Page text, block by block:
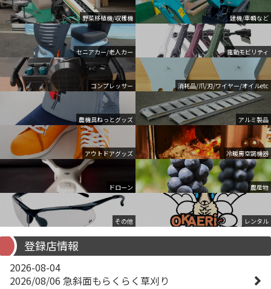
野菜移植機/収穫機 建機/車輌など
セニアカー/老人カー 電動モビリティ
コンプレッサー 消耗品/爪/刃/ワイヤー/オイルetc
農機具ねっとグッズ アルミ製品
アウトドアグッズ 冷暖房空調機器
ドローン 農産物
その他 レンタル
登録店情報
2026-08-04
2026/08/06 急斜面もらくらく草刈り